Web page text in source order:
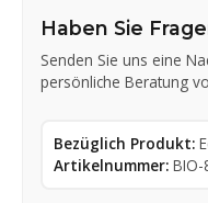
Haben Sie
Senden Sie uns eine
persönliche Beratung
Bezüglich Produkt:
Artikelnummer: